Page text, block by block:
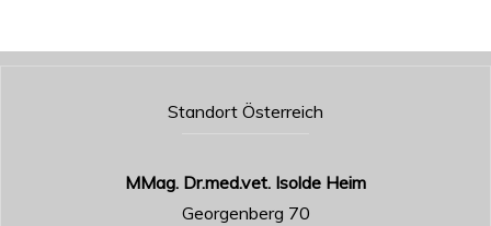
Standort Österreich
MMag. Dr.med.vet. Isolde Heim
Georgenberg 70